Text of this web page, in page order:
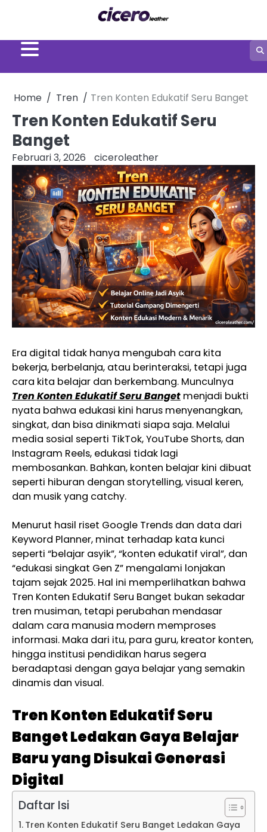
Home Tren Tren Konten Edukatif Seru Banget
Tren Konten Edukatif Seru
Banget
Februari 3, 2026 ciceroleather
Era digital tidak hanya mengubah cara kita
bekerja, berbelanja, atau berinteraksi, tetapi juga
cara kita belajar dan berkembang. Munculnya
Tren Konten Edukatif Seru Banget menjadi bukti
nyata bahwa edukasi kini harus menyenangkan,
singkat, dan bisa dinikmati siapa saja. Melalui
media sosial seperti TikTok, YouTube Shorts, dan
Instagram Reels, edukasi tidak lagi
membosankan. Bahkan, konten belajar kini dibuat
seperti hiburan dengan storytelling, visual keren,
dan musik yang catchy.
Menurut hasil riset Google Trends dan data dari
Keyword Planner, minat terhadap kata kunci
seperti “belajar asyik”, “konten edukatif viral”, dan
“edukasi singkat Gen Z” mengalami lonjakan
tajam sejak 2025. Hal ini memperlihatkan bahwa
Tren Konten Edukatif Seru Banget bukan sekadar
tren musiman, tetapi perubahan mendasar
dalam cara manusia modern memproses
informasi. Maka dari itu, para guru, kreator konten,
hingga institusi pendidikan harus segera
beradaptasi dengan gaya belajar yang semakin
dinamis dan visual.
Tren Konten Edukatif Seru
Banget Ledakan Gaya Belajar
Baru yang Disukai Generasi
Digital
Daftar Isi
Tren Konten Edukatif Seru Banget Ledakan Gaya